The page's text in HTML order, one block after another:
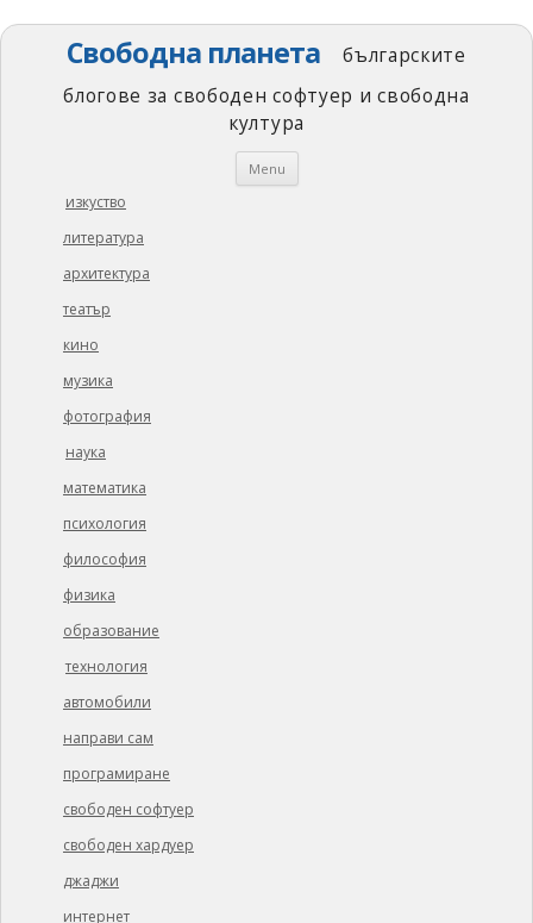
Свободна планета
българските
блогове за свободен софтуер и свободна
култура
Menu Skip
изкуство
литература
архитектура
театър
кино
музика
фотография
наука
математика
психология
философия
физика
образование
технология
автомобили
направи сам
програмиране
свободен софтуер
свободен хардуер
джаджи
интернет